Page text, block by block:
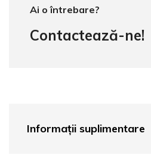
Ai o întrebare?
Contactează-ne!
Informații suplimentare